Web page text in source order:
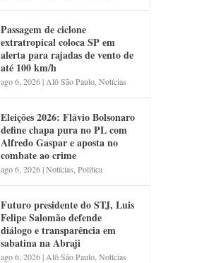
Passagem de ciclone
extratropical coloca SP em
alerta para rajadas de vento de
até 100 km/h
ago 6, 2026| Alô São Paulo ,Notícias
Eleições 2026: Flávio Bolsonaro
define chapa pura no PL com
Alfredo Gaspar e aposta no
combate ao crime
ago 6, 2026|Notícias ,Política
Futuro presidente do STJ, Luis
Felipe Salomão defende
diálogo e transparência em
sabatina na Abraji
ago 6, 2026| Alô São Paulo ,Notícias